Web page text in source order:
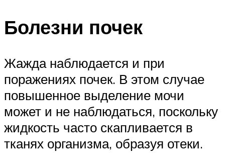
Болезни почек
Жажда наблюдается и при
поражениях почек. В этом случае
повышенное выделение мочи
может и не наблюдаться, поскольку
жидкость часто скапливается в
тканях организма, образуя отеки.